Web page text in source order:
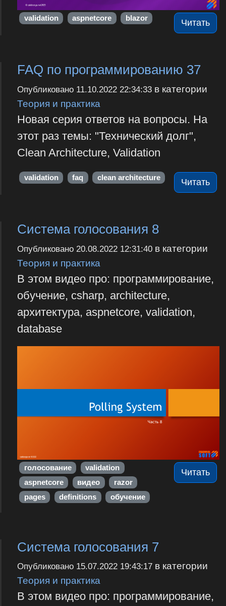
Читать
validation aspnetcore blazor
FAQ по программированию 37
Опубликовано 11.10.2022 22:34:33в категории
Теория и практика
Новая серия ответов на вопросы. На
этот раз темы: "Технический долг",
Clean Architecture, Validation
Читать
validation faq clean architecture
Система голосования 8
Опубликовано 20.08.2022 12:31:40в категории
Теория и практика
В этом видео про: программирование,
обучение, csharp, architecture,
архитектура, aspnetcore, validation,
database
Читать
голосование
validation
aspnetcore
видео
razor
pages
definitions обучение
Система голосования 7
Опубликовано 15.07.2022 19:43:17в категории
Теория и практика
В этом видео про: программирование,